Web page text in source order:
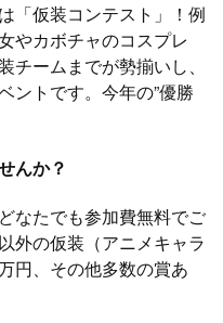
「仮装コンテスト」！例
やカボチャのコスプレ
ームまでが勢揃いし、
ントです。今年の”優勝
んか？
なたでも参加費無料でご
外の仮装（アニメキャラ
円、その他多数の賞あ